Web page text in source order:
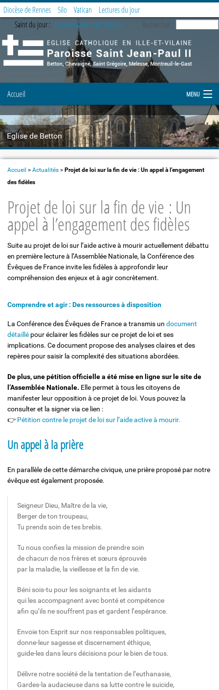
Eglise de Betton
Diocèse de Rennes Silo Vatican
Lectures du jour
Saint du jour : Transfiguration du Seigneur Rechercher :
Accueil MENU
Notre paroisse
Prier et célébrer
Enfance et Jeunesse
Solidarité et Mouvements
Accueil > Actualités > Projet de loi sur la fin de vie : Un appel à l’engagement
des fidèles
Projet de loi sur la fin de vie : Un
appel à l’engagement des fidèles
Suite au projet de loi sur l’aide active à mourir actuellement débattu
en première lecture à l’Assemblée Nationale, la Conférence des
Évêques de France invite les fidèles à approfondir leur
compréhension des enjeux et à agir concrètement.
Comprendre et agir : Des ressources à disposition
La Conférence des Évêques de France a transmis un document
détaillé pour éclairer les fidèles sur ce projet de loi et ses
implications. Ce document propose des analyses claires et des
repères pour saisir la complexité des situations abordées.
De plus, une pétition officielle a été mise en ligne sur le site de
l’Assemblée Nationale. Elle permet à tous les citoyens de
manifester leur opposition à ce projet de loi. Vous pouvez la
consulter et la signer via ce lien :
👉 Pétition contre le projet de loi sur l’aide active à mourir.
Un appel à la prière
En parallèle de cette démarche civique, une prière proposé par notre
évêque est également proposée.
Seigneur Dieu, Maître de la vie,
Berger de ton troupeau,
Tu prends soin de tes brebis.
Tu nous confies la mission de prendre soin
de chacun de nos frères et sœurs éprouvés
par la maladie, la vieillesse et la fin de vie.
Béni sois-tu pour les soignants et les aidants
qui les accompagnent avec bonté et compétence
afin qu’ils ne souffrent pas et gardent l’espérance.
Envoie ton Esprit sur nos responsables politiques,
donne-leur sagesse et discernement éthique,
guide-les dans leurs décisions pour le bien de tous.
Délivre notre société de la tentation de l’euthanasie,
Gardes-la audacieuse dans sa lutte contre le suicide,